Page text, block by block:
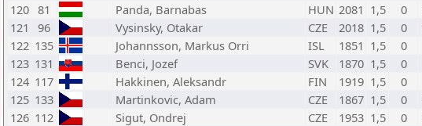
120 81 Panda, Barnabas HUN 2081 1,5 0
121
96 Vysinsky, Otakar CZE 2018 1,5 0
122 135 Johannsson, Markus Orri ISL 1851 1,5 0
123 131 Benci, Jozef SVK 1870 1,5 0
124 117 Hakkinen, Aleksandr FIN 1919 1,5 0
125 133 Martinkovic, Adam CZE 1867 1,5 0
126 112 Sigut, Ondrej CZE 1953 1,5 0